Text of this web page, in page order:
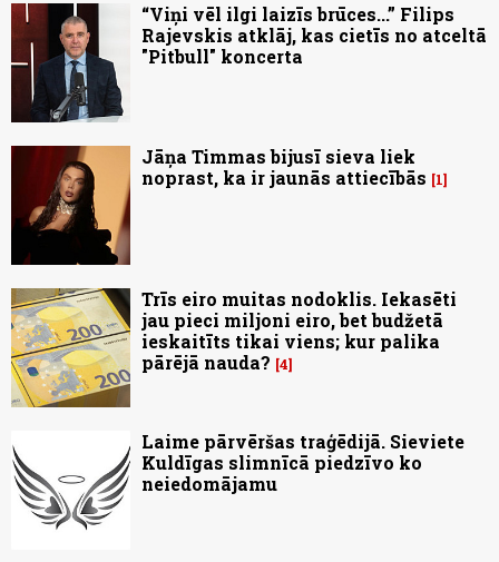
“Viņi vēl ilgi laizīs brūces...” Filips
Rajevskis atklāj, kas cietīs no atceltā
"Pitbull" koncerta
Jāņa Timmas bijusī sieva liek
noprast, ka ir jaunās attiecībās
1
Trīs eiro muitas nodoklis. Iekasēti
jau pieci miljoni eiro, bet budžetā
ieskaitīts tikai viens; kur palika
pārējā nauda? 4
Laime pārvēršas traģēdijā. Sieviete
Kuldīgas slimnīcā piedzīvo ko
neiedomājamu